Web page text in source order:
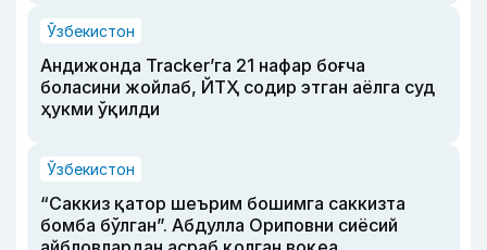
Ўзбекистон
Андижонда Tracker’га 21 нафар боғча
боласини жойлаб, ЙТҲ содир этган аёлга суд
ҳукми ўқилди
Ўзбекистон
“Саккиз қатор шеърим бошимга саккизта
бомба бўлган”. Абдулла Ориповни сиёсий